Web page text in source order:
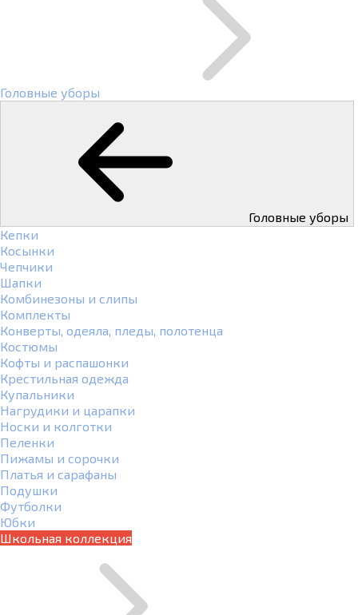
Головные уборы
Головные уборы
Кепки
Косынки
Чепчики
Шапки
Комбинезоны и слипы
Комплекты
Конверты, одеяла, пледы, полотенца
Костюмы
Кофты и распашонки
Крестильная одежда
Купальники
Нагрудики и царапки
Носки и колготки
Пеленки
Пижамы и сорочки
Платья и сарафаны
Подушки
Футболки
Юбки
Школьная коллекция